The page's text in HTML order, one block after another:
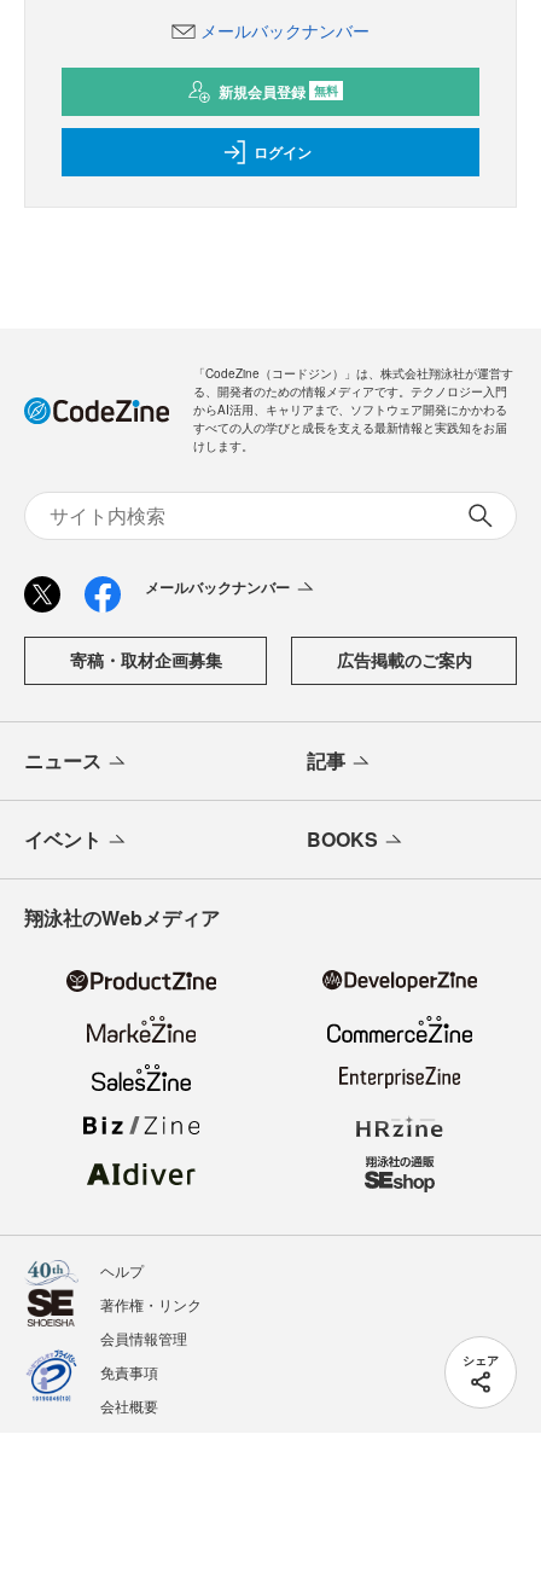
シェア
メールバックナンバー
新規会員登録 無料
ログイン
「CodeZine（コードジン）」は、株式会社翔泳社が運営す
る、開発者のための情報メディアです。テクノロジー入門
からAI活用、キャリアまで、ソフトウェア開発にかかわる
すべての人の学びと成長を支える最新情報と実践知をお届
けします。
メールバックナンバー
寄稿・取材企画募集 広告掲載のご案内
ニュース 記事
イベント BOOKS
翔泳社のWebメディア
ヘルプ
著作権・リンク
会員情報管理
免責事項
会社概要